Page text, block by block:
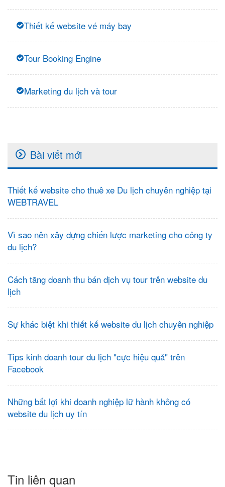
Thiết kế website vé máy bay
Tour Booking Engine
Marketing du lịch và tour
Bài viết mới
Thiết kế website cho thuê xe Du lịch chuyên nghiệp tại
WEBTRAVEL
Vì sao nên xây dựng chiến lược marketing cho công ty
du lịch?
Cách tăng doanh thu bán dịch vụ tour trên website du
lịch
Sự khác biệt khi thiết kế website du lịch chuyên nghiệp
Tips kinh doanh tour du lịch "cực hiệu quả" trên
Facebook
Những bất lợi khi doanh nghiệp lữ hành không có
website du lịch uy tín
Tin liên quan